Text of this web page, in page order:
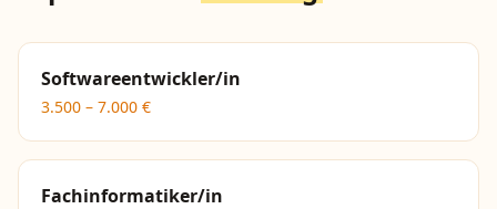
Softwareentwickler/in
3.500 – 7.000 €
Fachinformatiker/in